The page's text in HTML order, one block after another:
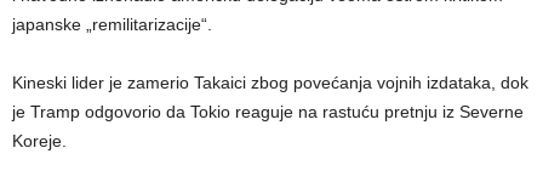
japanske „remilitarizacije“.
Kineski lider je zamerio Takaici zbog povećanja vojnih izdataka, dok
je Tramp odgovorio da Tokio reaguje na rastuću pretnju iz Severne
Koreje.